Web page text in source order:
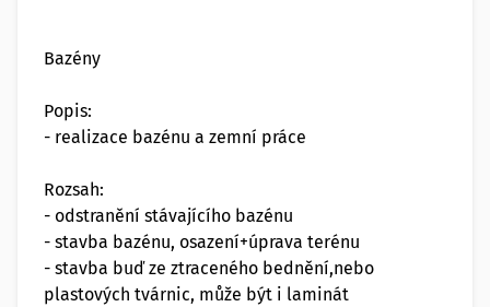
Bazény
Popis:
- realizace bazénu a zemní práce
Rozsah:
- odstranění stávajícího bazénu
- stavba bazénu, osazení+úprava terénu
- stavba buď ze ztraceného bednění,nebo
plastových tvárnic, může být i laminát